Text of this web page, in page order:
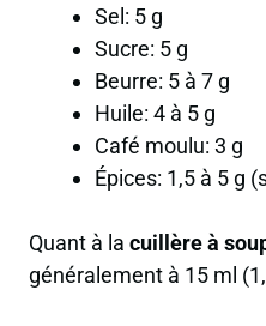
Sel: 5 g
Sucre: 5 g
Beurre: 5 à 7 g
Huile: 4 à 5 g
Café moulu: 3 g
Épices: 1,5 à 5 g
Quant à la cuillère à
généralement à 15 ml